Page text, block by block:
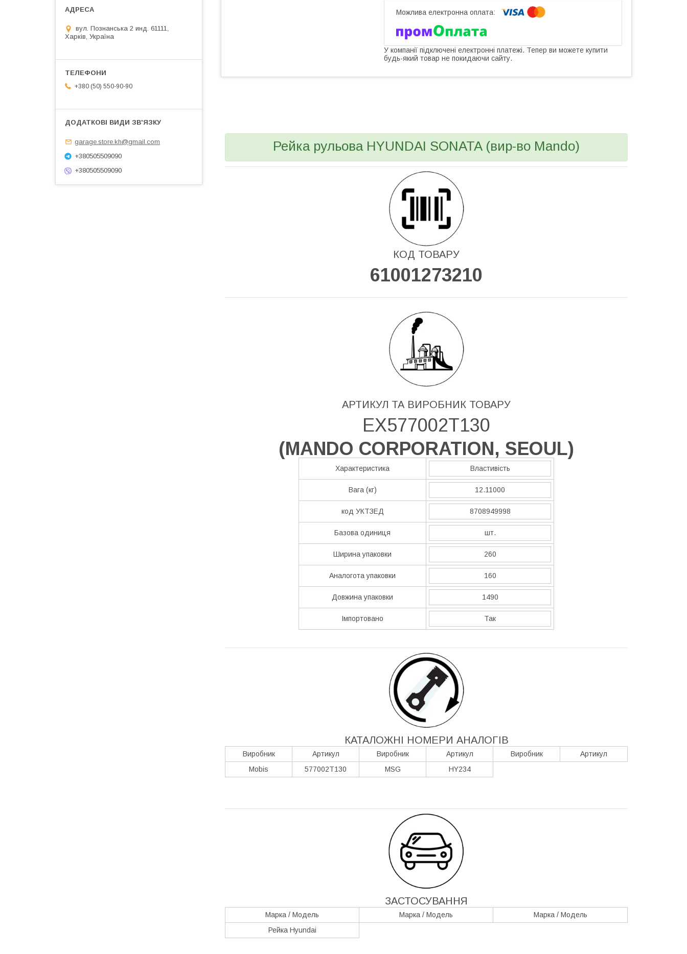
У компанії підключені електронні платежі. Тепер ви можете купити
будь-який товар не покидаючи сайту.
Рейка рульова HYUNDAI SONATA (вир-во Mando)
КОД ТОВАРУ
61001273210
АРТИКУЛ ТА ВИРОБНИК ТОВАРУ
EX577002T130
(MANDO CORPORATION, SEOUL)
Характеристика Властивість
Вага (кг) 12.11000
код УКТЗЕД 8708949998
Базова одиниця шт.
Ширина упаковки 260
Аналогота упаковки 160
Довжина упаковки 1490
Імпортовано Так
КАТАЛОЖНІ НОМЕРИ АНАЛОГІВ
Виробник Артикул Виробник Артикул Виробник
Артикул
Mobis
577002T130 MSG HY234
ЗАСТОСУВАННЯ
Марка / Модель Марка / Модель
Марка / Модель
Рейка Hyundai
вул. Познанська 2 инд. 61111,
Харків, Україна
+380 (50) 550-90-90
garage.store.kh@gmail.com
+380505509090
+380505509090